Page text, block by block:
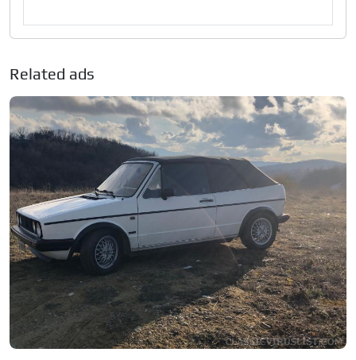
Related ads